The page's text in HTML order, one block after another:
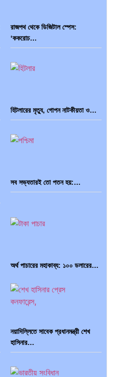
রাজপথ থেকে ডিজিটাল স্পেস:
‘ককরোচ…
হিটলারের মৃত্যু, গোপন নাটকীয়তা ও…
সব সভ্যতারই তো পতন হয়:…
অর্থ পাচারের মহাকাব্য: ১০০ ডলারের…
নয়াদিল্লিতে সাবেক প্রধানমন্ত্রী শেখ
হাসিনার…